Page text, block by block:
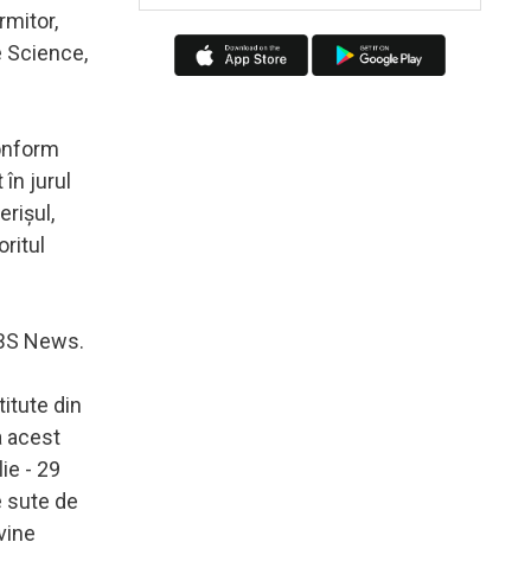
Science,
în jurul
News.
din
acest
- 29
sute de